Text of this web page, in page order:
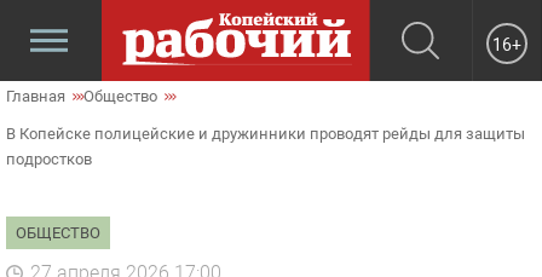
16+
Главная Общество
В Копейске полицейские и дружинники проводят рейды для защиты
подростков
ОБЩЕСТВО